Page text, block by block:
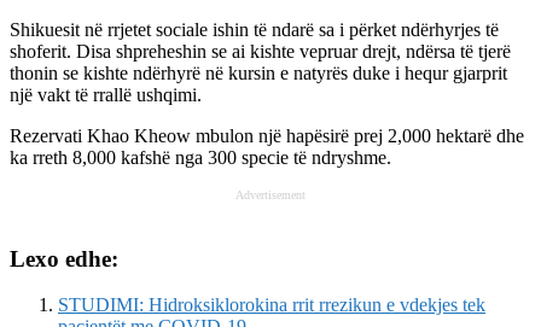
Shikuesit në rrjetet sociale ishin të ndarë sa i përket ndërhyrjes të
shoferit. Disa shpreheshin se ai kishte vepruar drejt, ndërsa të tjerë
thonin se kishte ndërhyrë në kursin e natyrës duke i hequr gjarprit
një vakt të rrallë ushqimi.
Rezervati Khao Kheow mbulon një hapësirë prej 2,000 hektarë dhe
ka rreth 8,000 kafshë nga 300 specie të ndryshme.
Advertisement
Lexo edhe:
STUDIMI: Hidroksiklorokina rrit rrezikun e vdekjes tek